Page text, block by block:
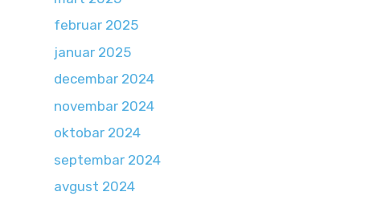
februar 2025
januar 2025
decembar 2024
novembar 2024
oktobar 2024
septembar 2024
avgust 2024